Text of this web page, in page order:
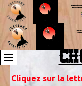
Cliquez sur la